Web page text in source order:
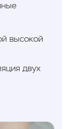
высокой
двух